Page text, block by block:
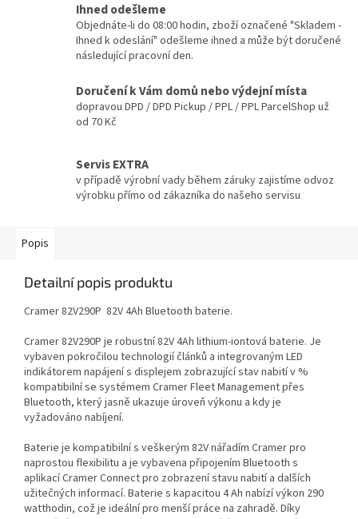
Ihned odešleme
Objednáte-li do 08:00 hodin, zboží označené "Skladem -
Ihned k odeslání" odešleme ihned a může být doručené
následující pracovní den.
Doručení k Vám domů nebo výdejní místa
dopravou DPD / DPD Pickup / PPL / PPL ParcelShop už
od 70 Kč
Servis EXTRA
v případě výrobní vady během záruky zajistíme odvoz
výrobku přímo od zákazníka do našeho servisu
Popis
Detailní popis produktu
Cramer 82V290P 82V 4Ah Bluetooth baterie.
Cramer 82V290P je robustní82V 4Ah lithium-iontová baterie. Je
vybaven pokročilou technologií článků a integrovaným LED
indikátorem napájenís displejem zobrazující stav nabitív %
kompatibilní se systémem CramerFleet Managementpřes
Bluetooth, který jasně ukazuje úroveň výkonu a kdy je
vyžadováno nabíjení.
Baterie je kompatibilní s veškerým 82V nářadím Cramerpro
naprostou flexibilitu a je vybavena připojením Bluetooth s
aplikací Cramer Connect pro zobrazení stavu nabití a dalších
užitečných informací. Baterie s kapacitou 4Ah nabízí výkon 290
watthodin, což je ideální pro menší práce na zahradě. Díky